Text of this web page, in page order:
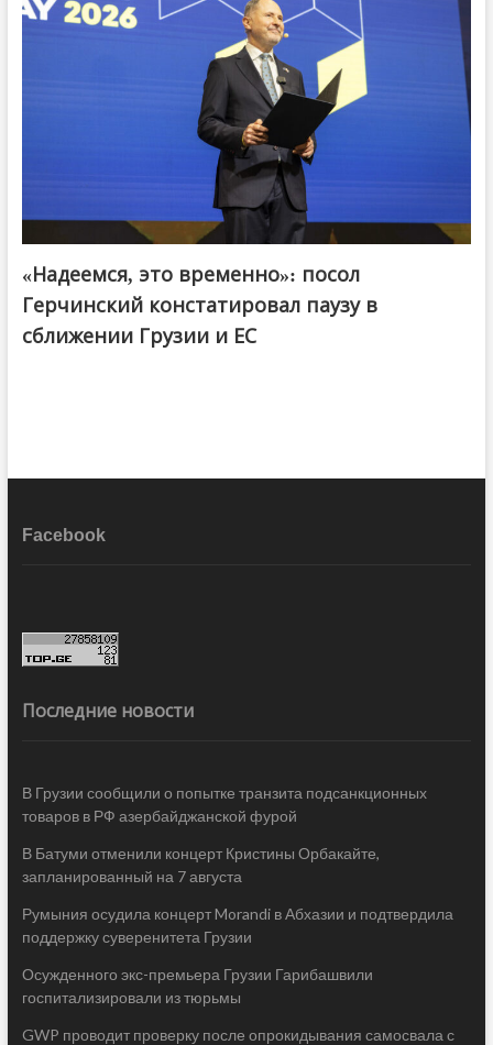
«Надеемся, это временно»: посол
Герчинский констатировал паузу в
сближении Грузии и ЕС
Facebook
Последние новости
В Грузии сообщили о попытке транзита подсанкционных
товаров в РФ азербайджанской фурой
В Батуми отменили концерт Кристины Орбакайте,
запланированный на 7 августа
Румыния осудила концерт Morandi в Абхазии и подтвердила
поддержку суверенитета Грузии
Осужденного экс-премьера Грузии Гарибашвили
госпитализировали из тюрьмы
GWP проводит проверку после опрокидывания самосвала с